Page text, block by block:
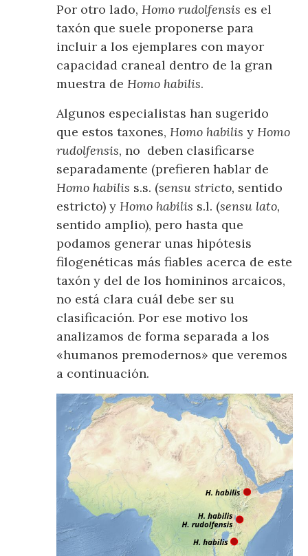
Por otro lado, Homo rudolfensis es el
taxón que suele proponerse para
incluir a los ejemplares con mayor
capacidad craneal dentro de la gran
muestra deHomo habilis.
Algunos especialistas han sugerido
que estos taxones,Homo habilisyHomo
rudolfensis, no deben clasificarse
separadamente (prefieren hablar de
Homo habilis s.s. (sensu stricto, sentido
estricto) yHomo habilis s.l. (sensu lato,
sentido amplio), pero hasta que
podamos generar unas hipótesis
filogenéticas más fiables acerca de este
taxón y del de los homininos arcaicos,
no está clara cuál debe ser su
clasificación. Por ese motivo los
analizamos de forma separada a los
«humanos premodernos» que veremos
a continuación.